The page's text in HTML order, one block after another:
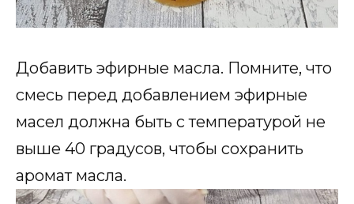
Добавить эфирные масла. Помните, что
смесь перед добавлением эфирные
масел должна быть с температурой не
выше 40 градусов, чтобы сохранить
аромат масла.